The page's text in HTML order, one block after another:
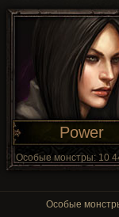
Power
Особые монстры: 10
Особые